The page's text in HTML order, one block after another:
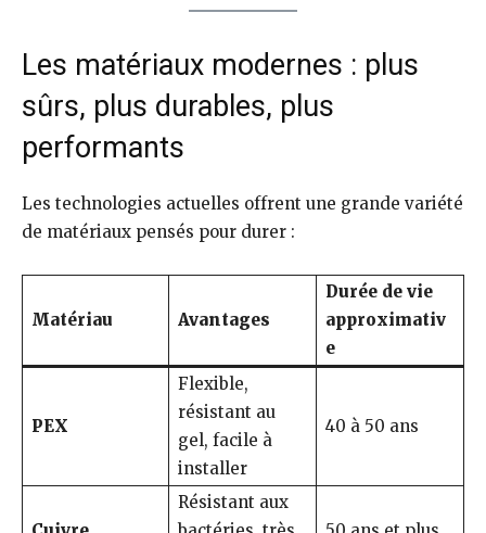
Les matériaux modernes : plus
sûrs, plus durables, plus
performants
Les technologies actuelles offrent une grande variété
de matériaux pensés pour durer :
Matériau Avantages
Durée de vie
approximativ
e
PEX
Flexible,
résistant au
gel, facile à
installer
40 à 50 ans
Résistant aux